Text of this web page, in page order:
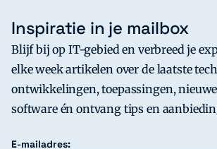
Inspiratie in je mailbox
Blijf bij op IT-gebied en verbreed je
elke week artikelen over de laatste
ontwikkelingen, toepassingen,
software én ontvang tips en
E-mailadres: